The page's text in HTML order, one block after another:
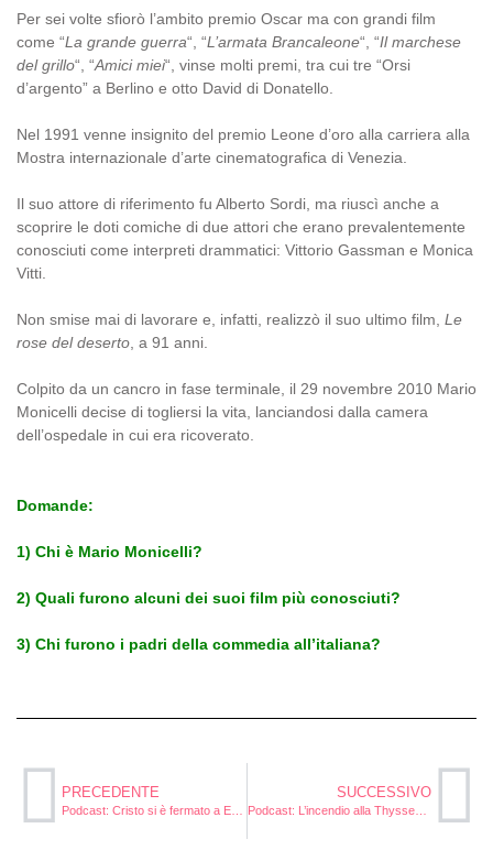
Per sei volte sfiorò l’ambito premio Oscar ma con grandi film
come “La grande guerra“, “L’armata Brancaleone“, “Il marchese
del grillo“, “Amici miei“, vinse molti premi, tra cui tre “Orsi
d’argento” a Berlino e otto David di Donatello.
Nel 1991 venne insignito del premio Leone d’oro alla carriera alla
Mostra internazionale d’arte cinematografica di Venezia.
Il suo attore di riferimento fu Alberto Sordi, ma riuscì anche a
scoprire le doti comiche di due attori che erano prevalentemente
conosciuti come interpreti drammatici: Vittorio Gassman e Monica
Vitti.
Non smise mai di lavorare e, infatti, realizzò il suo ultimo film, Le
rose del deserto , a 91 anni.
Colpito da un cancro in fase terminale, il 29 novembre 2010 Mario
Monicelli decise di togliersi la vita, lanciandosi dalla camera
dell’ospedale in cui era ricoverato.
Domande:
1) Chi è Mario Monicelli?
2) Quali furono alcuni dei suoi film più conosciuti?
3) Chi furono i padri della commedia all’italiana?
PRECEDENTE SUCCESSIVO
Podcast: L’incendio alla Thyssen Krupp